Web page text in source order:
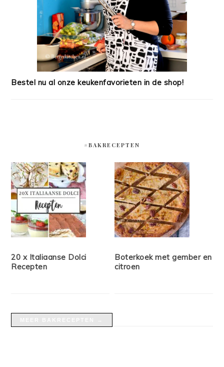
Bestel nu al onze keukenfavorieten in de shop!
#BAKRECEPTEN
20 x Italiaanse Dolci
Recepten
Boterkoek met gember en
citroen